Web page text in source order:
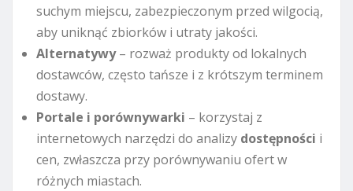
suchym miejscu, zabezpieczonym przed wilgocią,
aby uniknąć zbiorków i utraty jakości.
Alternatywy– rozważ produkty od lokalnych
dostawców, często tańsze i z krótszym terminem
dostawy.
Portale i porównywarki – korzystaj z
internetowych narzędzi do analizy dostępności i
cen, zwłaszcza przy porównywaniu ofert w
różnych miastach.